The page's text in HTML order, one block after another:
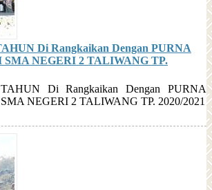
Di Rangkaikan Dengan PURNA
SMA NEGERI 2 TALIWANG TP.
Di Rangkaikan Dengan PURNA
NEGERI 2 TALIWANG TP. 2020/2021